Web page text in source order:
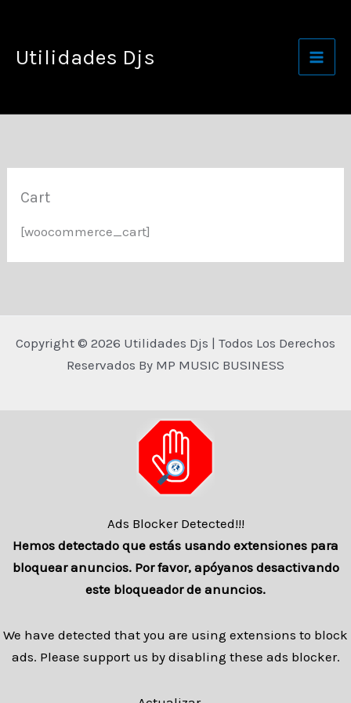
contenido
Utilidades Djs
Cart
[woocommerce_cart]
Copyright © 2026 Utilidades Djs | Todos Los Derechos
Reservados By MP MUSIC BUSINESS
Ads Blocker Detected!!!
Hemos detectado que estás usando extensiones para
bloquear anuncios. Por favor, apóyanos desactivando
este bloqueador de anuncios.
We have detected that you are using extensions to block
ads. Please support us by disabling these ads blocker.